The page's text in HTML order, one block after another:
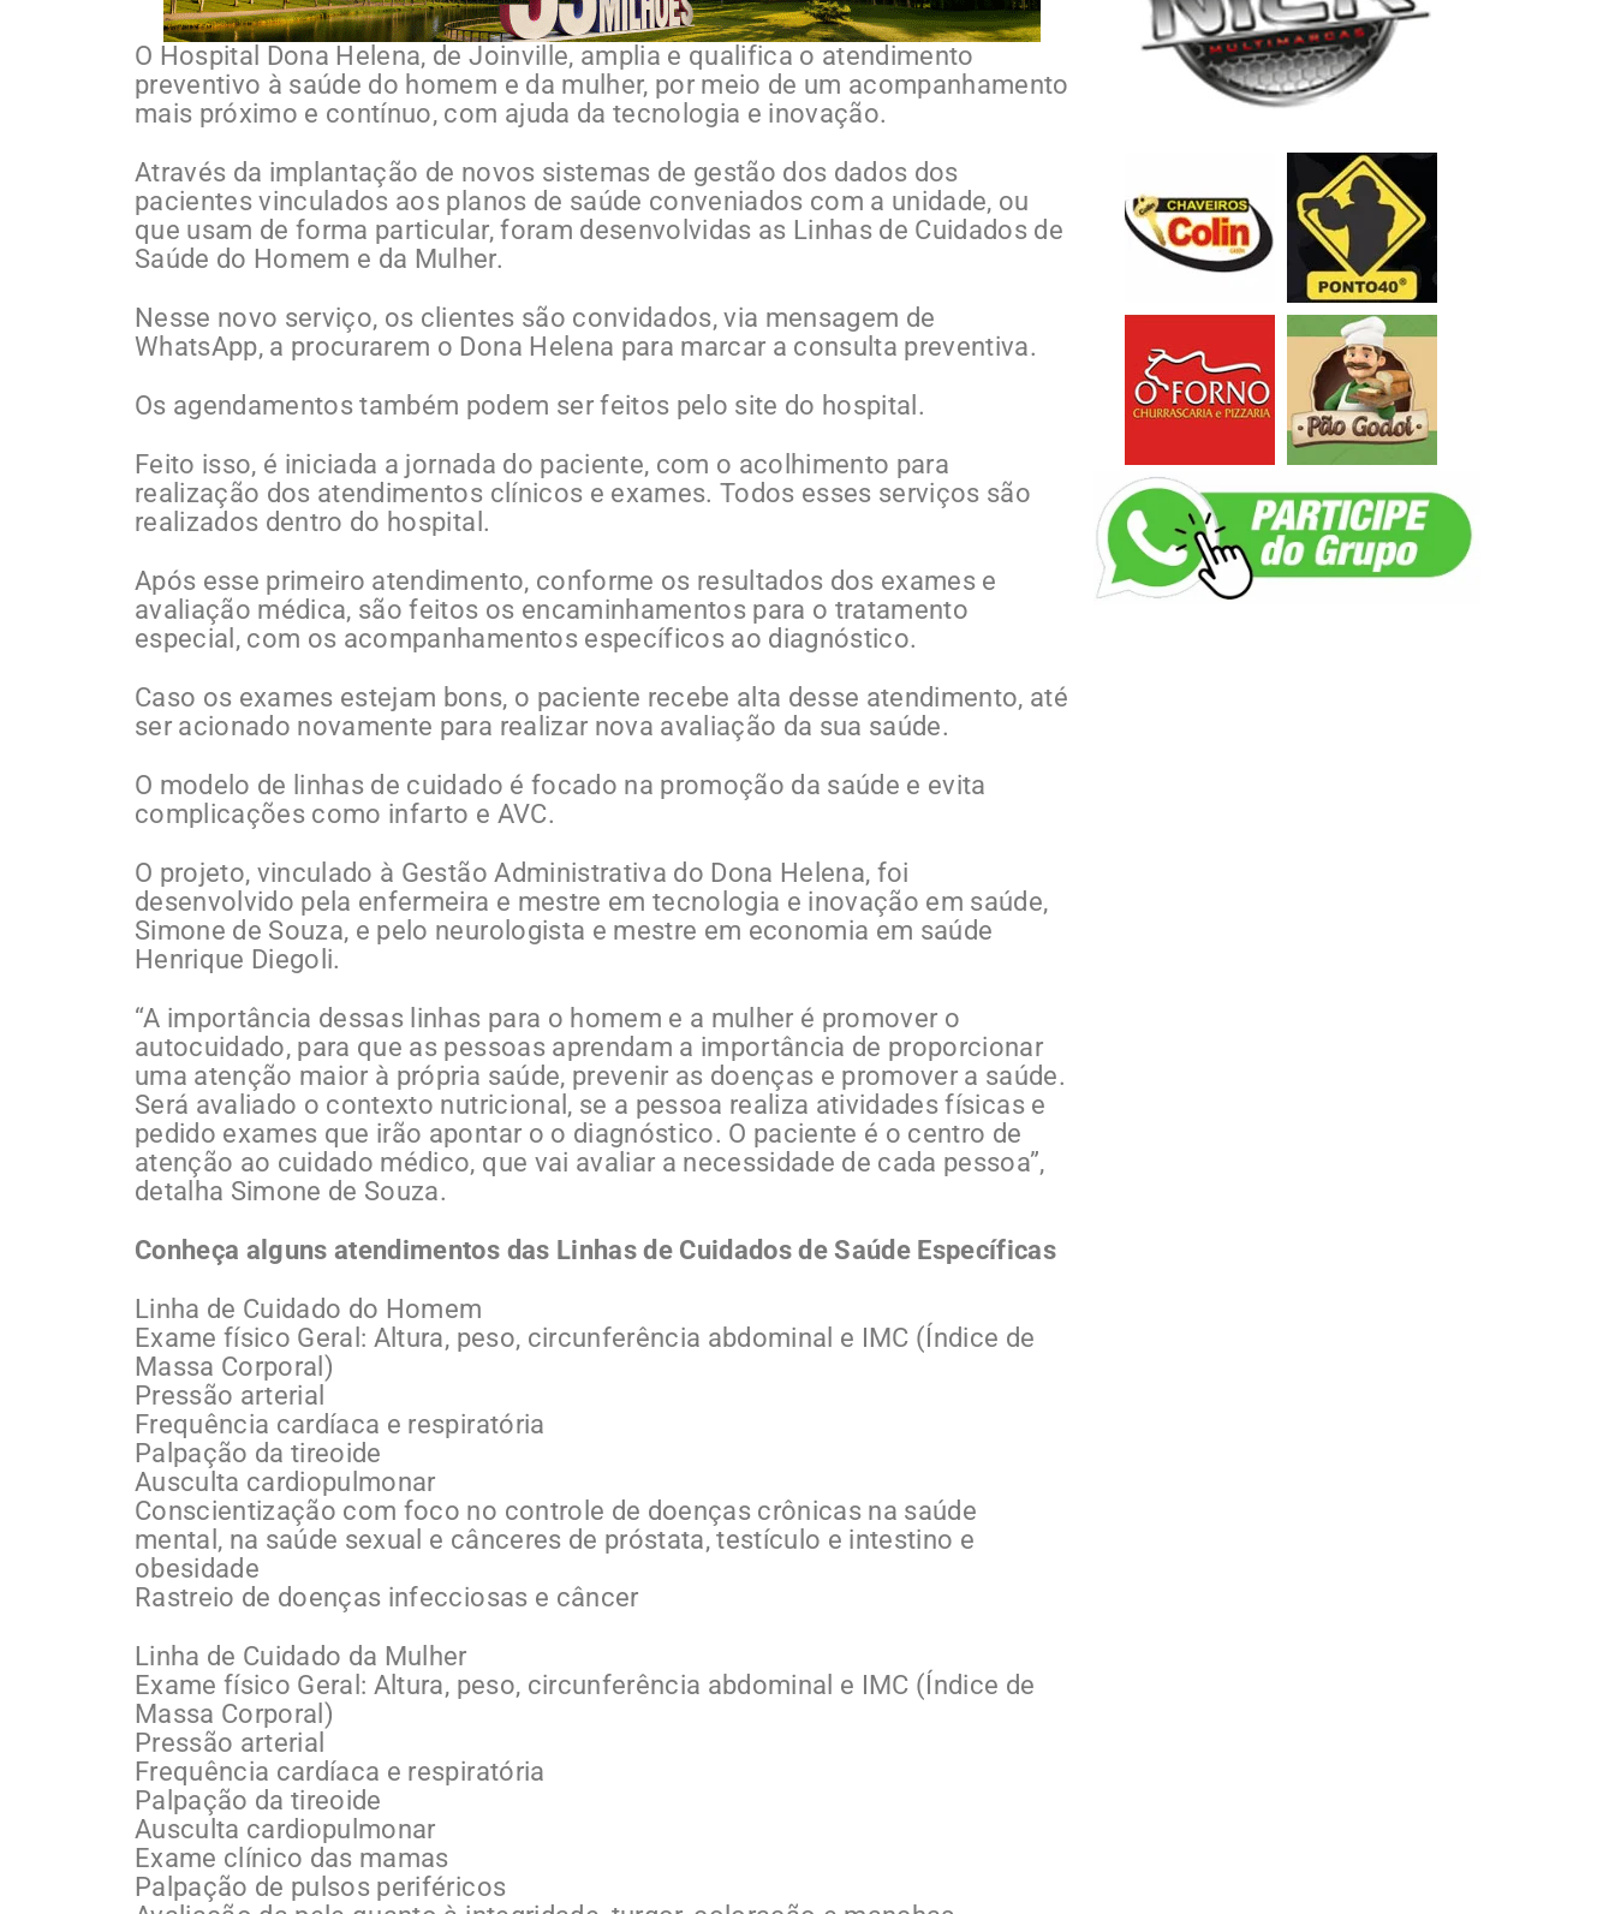
O Hospital Dona Helena, de Joinville, amplia e qualifica o atendimento
preventivo à saúde do homem e da mulher, por meio de um acompanhamento
mais próximo e contínuo, com ajuda da tecnologia e inovação.
Através da implantação de novos sistemas de gestão dos dados dos
pacientes vinculados aos planos de saúde conveniados com a unidade, ou
que usam de forma particular, foram desenvolvidas as Linhas de Cuidados de
Saúde do Homem e da Mulher.
Nesse novo serviço, os clientes são convidados, via mensagem de
WhatsApp, a procurarem o Dona Helena para marcar a consulta preventiva.
Os agendamentos também podem ser feitos pelo site do hospital.
Feito isso, é iniciada a jornada do paciente, com o acolhimento para
realização dos atendimentos clínicos e exames. Todos esses serviços são
realizados dentro do hospital.
Após esse primeiro atendimento, conforme os resultados dos exames e
avaliação médica, são feitos os encaminhamentos para o tratamento
especial, com os acompanhamentos específicos ao diagnóstico.
Caso os exames estejam bons, o paciente recebe alta desse atendimento, até
ser acionado novamente para realizar nova avaliação da sua saúde.
O modelo de linhas de cuidado é focado na promoção da saúde e evita
complicações como infarto e AVC.
O projeto, vinculado à Gestão Administrativa do Dona Helena, foi
desenvolvido pela enfermeira e mestre em tecnologia e inovação em saúde,
Simone de Souza, e pelo neurologista e mestre em economia em saúde
Henrique Diegoli.
“A importância dessas linhas para o homem e a mulher é promover o
autocuidado, para que as pessoas aprendam a importância de proporcionar
uma atenção maior à própria saúde, prevenir as doenças e promover a saúde.
Será avaliado o contexto nutricional, se a pessoa realiza atividades físicas e
pedido exames que irão apontar o o diagnóstico. O paciente é o centro de
atenção ao cuidado médico, que vai avaliar a necessidade de cada pessoa”,
detalha Simone de Souza.
Conheça alguns atendimentos das Linhas de Cuidados de Saúde Específicas
Linha de Cuidado do Homem
Exame físico Geral: Altura, peso, circunferência abdominal e IMC (Índice de
Massa Corporal)
Pressão arterial
Frequência cardíaca e respiratória
Palpação da tireoide
Ausculta cardiopulmonar
Conscientização com foco no controle de doenças crônicas na saúde
mental, na saúde sexual e cânceres de próstata, testículo e intestino e
obesidade
Rastreio de doenças infecciosas e câncer
Linha de Cuidado da Mulher
Exame físico Geral: Altura, peso, circunferência abdominal e IMC (Índice de
Massa Corporal)
Pressão arterial
Frequência cardíaca e respiratória
Palpação da tireoide
Ausculta cardiopulmonar
Exame clínico das mamas
Palpação de pulsos periféricos